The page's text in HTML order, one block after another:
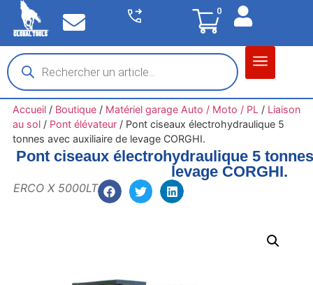
0
Accueil/ Boutique/ Matériel garage Auto / Moto / PL / Liaison
au sol/ Pont élévateur/ Pont ciseaux électrohydraulique 5
tonnes avec auxiliaire de levage CORGHI.
Pont ciseaux électrohydraulique 5
levage CORGHI.
ERCO X 5000LT